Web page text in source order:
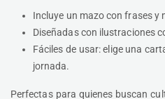
Incluye un mazo con frases y
Diseñadas con ilustraciones
Fáciles de usar: elige una
jornada.
Perfectas para quienes buscan